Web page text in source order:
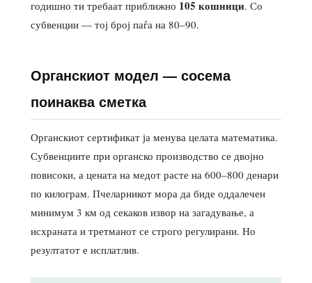
годишно ти требаат приближно 105 кошници. Со
субвенции — тој број паѓа на 80–90.
Органскиот модел — сосема
поинаква сметка
Органскиот сертификат ја менува целата математика.
Субвенциите при органско производство се двојно
повисоки, а цената на медот расте на 600–800 денари
по килограм. Пчеларникот мора да биде оддалечен
минимум 3 км од секаков извор на загадување, а
исхраната и третманот се строго регулирани. Но
резултатот е исплатлив.